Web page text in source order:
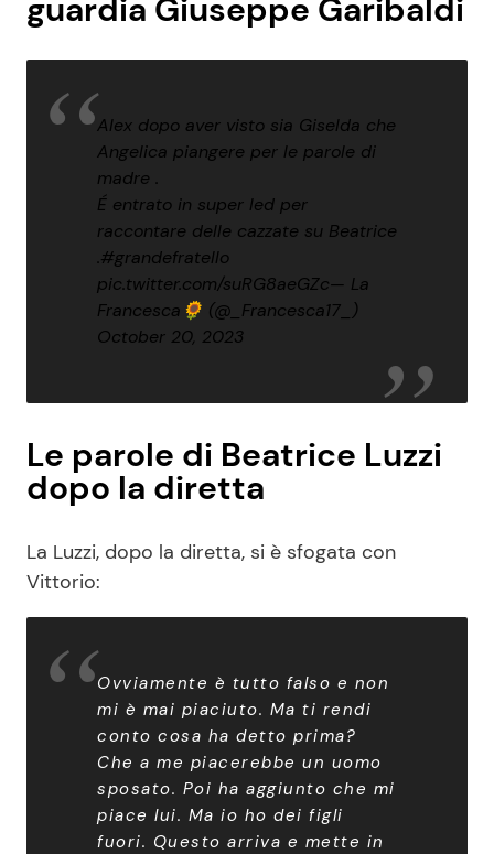
guardia Giuseppe Garibaldi
Alex dopo aver visto sia Giselda che
Angelica piangere per le parole di
madre .
É entrato in super led per
raccontare delle cazzate su Beatrice
.#grandefratello
pic.twitter.com/suRG8aeGZc— La
Francesca🌻 (@_Francesca17_)
October 20, 2023
Le parole di Beatrice Luzzi
dopo la diretta
La Luzzi, dopo la diretta, si è sfogata con
Vittorio:
Ovviamente è tutto falso e non
mi è mai piaciuto. Ma ti rendi
conto cosa ha detto prima?
Che a me piacerebbe un uomo
sposato. Poi ha aggiunto che mi
piace lui. Ma io ho dei figli
fuori. Questo arriva e mette in